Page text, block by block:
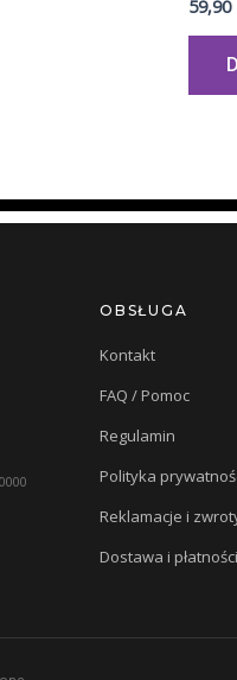
4.02
na 5
59,90
OBSŁUGA
Kontakt
FAQ / Pomoc
Regulamin
Polityka
Reklamacje i
Dostawa i płatności